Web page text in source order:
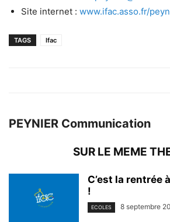
Site internet : www.ifac.asso.fr/
TAGS Ifac
PEYNIER Communication
SUR LE MEME
C’est la rentrée
!
ECOLES 8 septembre